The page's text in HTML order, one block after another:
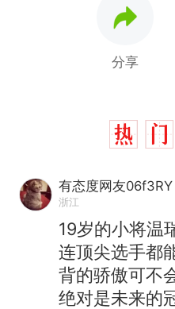
分享
有态度网友06f3RY
浙江
19岁的小将温
连顶尖选手都
背的骄傲可不
绝对是未来的